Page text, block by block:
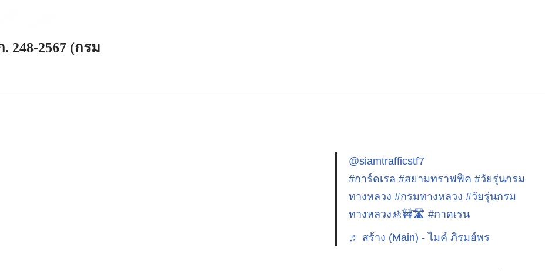
248-2567 (กรม
@siamtrafficstf7
#การ์ดเรล #สยามทราฟฟิค #วัยรุ่นกรม
ทางหลวง #กรมทางหลวง #วัยรุ่นกรม
ทางหลวง🚸🚧🛣️ #กาดเรน
♬ สร้าง (Main) - ไมค์ ภิรมย์พร